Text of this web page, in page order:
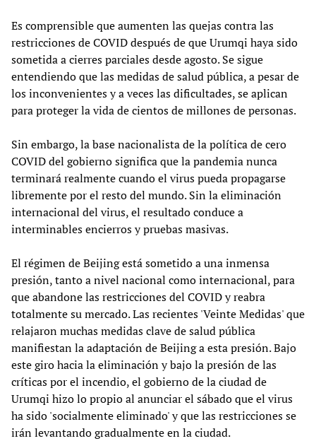
Es comprensible que aumenten las quejas contra las
restricciones de COVID después de que Urumqi haya sido
sometida a cierres parciales desde agosto. Se sigue
entendiendo que las medidas de salud pública, a pesar de
los inconvenientes y a veces las dificultades, se aplican
para proteger la vida de cientos de millones de personas.
Sin embargo, la base nacionalista de la política de cero
COVID del gobierno significa que la pandemia nunca
terminará realmente cuando el virus pueda propagarse
libremente por el resto del mundo. Sin la eliminación
internacional del virus, el resultado conduce a
interminables encierros y pruebas masivas.
El régimen de Beijing está sometido a una inmensa
presión, tanto a nivel nacional como internacional, para
que abandone las restricciones del COVID y reabra
totalmente su mercado. Las recientes 'Veinte Medidas' que
relajaron muchas medidas clave de salud pública
manifiestan la adaptación de Beijing a esta presión. Bajo
este giro hacia la eliminación y bajo la presión de las
críticas por el incendio, el gobierno de la ciudad de
Urumqi hizo lo propio al anunciar el sábado que el virus
ha sido 'socialmente eliminado' y que las restricciones se
irán levantando gradualmente en la ciudad.